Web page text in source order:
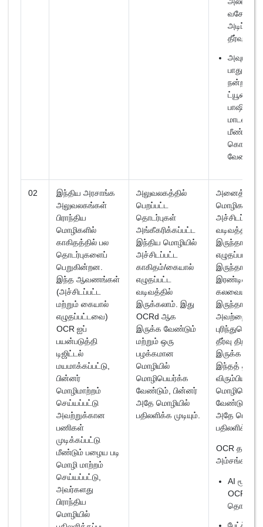
வசேனல்
தீர்வு
அவுட்புட்
நன்றாக
பாஷினி AI
மீண்டும்
வேண்டும்.
02
இந்திய அரசாங்க
அலுவலகங்கள்
பிராந்திய
மொழிகளில்
காகிதத்தில் பல
தொடர்புகளைப்
பெறுகின்றன.
இந்த ஆவணங்கள்
(அச்சிடப்பட்ட
மற்றும் கையால்
எழுதப்பட்டவை)
OCR ஐப்
பயன்படுத்தி
டிஜிட்டல்
மயமாக்கப்பட்டு,
பின்னர்
மொழிமாற்றம்
செய்யப்பட்டு
அவற்றுக்கான
பணிகள்
முடிக்கப்பட்டு
மீண்டும் பழைய படி
மொழி மாற்றம்
செய்யப்பட்டு,
அவர்களது
பிராந்திய
மொழியில்
அலுவலகத்தில்
பெறப்பட்ட
தொடர்புகள்
அங்கீகரிக்கப்பட்ட
இந்திய மொழியில்
அச்சிடப்பட்ட
காகிதம்/கையால்
எழுதப்பட்ட
வடிவத்தில்
இருக்கலாம். இது
OCRd ஆக
இருக்க வேண்டும்
மற்றும் ஒரு
பழக்கமான
மொழியில்
மொழிபெயர்க்க
வேண்டும், பின்னர்
அதே மொழியில்
பதிலளிக்க முடியும்.
அனைத்து
மொழிகளும்
அச்சிடப்பட்ட
வடிவத்தில்
இருந்தாலும்
இரண்டின்
கலவையாக
இருந்தாலும்
அவற்றைப்
தீர்வு
இருக்க
இந்தத்
விரும்பிய
வேண்டும்,
அதே
பதிலளிக்க
OCR
அம்சங்கள்:
AI மூலம்
OCR